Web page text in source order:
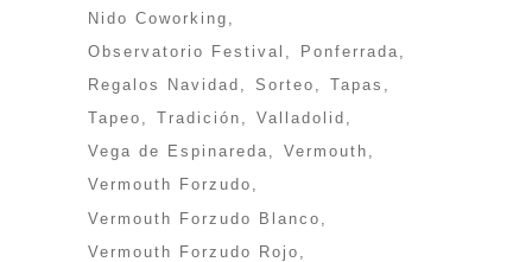
Nido Coworking
Observatorio Festival
Ponferrada
Regalos Navidad
Sorteo
Tapas
Tapeo
Tradición
Valladolid
Vega de Espinareda
Vermouth
Vermouth Forzudo
Vermouth Forzudo Blanco
Vermouth Forzudo Rojo